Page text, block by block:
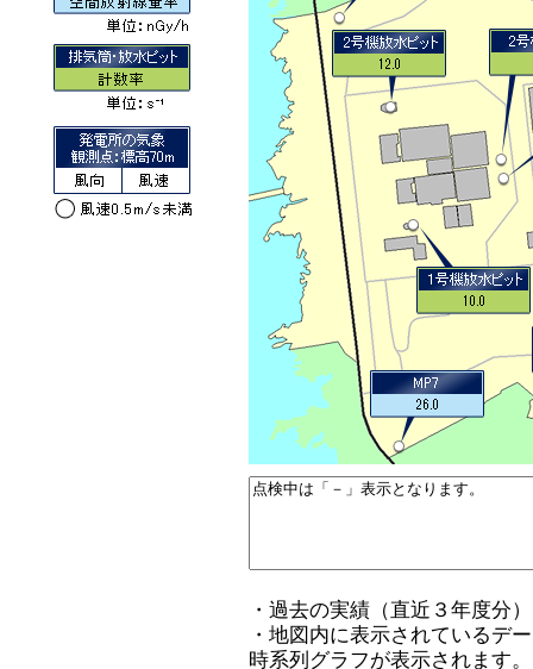
・過去の実績（直近３年度分
・地図内に表示されているデ
時系列グラフが表示されます。